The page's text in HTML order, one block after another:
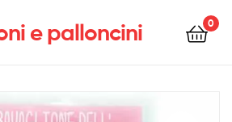
e palloncini 0